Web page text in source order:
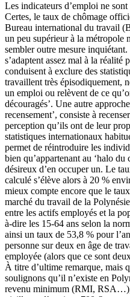
Les indicateurs d’emploi ne
Certes, le taux de chômage
Bureau international du travail
un peu supérieur à la métropole
sembler outre mesure
s’adaptent assez mal à la
conduisent à exclure des
travaillent très épisodiquement,
un emploi ou relèvent de ce
découragés’. Une autre
recensement’, consiste à
perception qu’ils ont de leur
statistiques internationaux
permet de réintroduire les
bien qu’appartenant au ‘halo du
désireux d’en occuper un. Le
calculé s’élève alors à 20 %
mieux compte encore que le
marché du travail de la
entre les actifs employés et la
à-dire les 15-64 ans selon la
ainsi un taux de 53,8 % pour
personne sur deux en âge de
employée (alors que ce sont
À titre d’ultime remarque, mais
soulignons qu’il n’existe en
revenu minimum (RMI,